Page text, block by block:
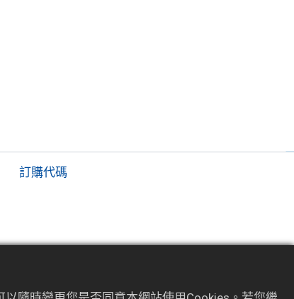
訂購代碼
可選配感測器用外部直流電源模組